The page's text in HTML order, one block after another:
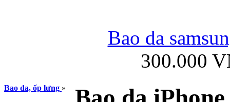
Bao da
300.000
Bao da, ốp lưng »